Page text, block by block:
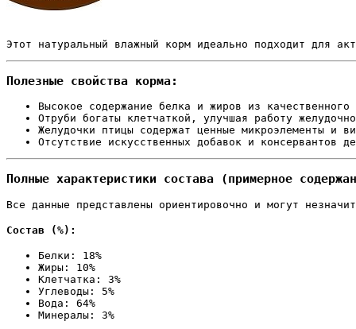
Этот натуральный влажный корм идеально подходит для
Полезные свойства корма:
Высокое содержание белка и жиров из
Отруби богаты клетчаткой, улучшая работу
Желудочки птицы содержат ценные микроэлементы и
Отсутствие искусственных добавок и консервантов
Полные характеристики состава (примерное
Все данные представлены ориентировочно и могут
Состав (%):
Белки: 18%
Жиры: 10%
Клетчатка: 3%
Углеводы: 5%
Вода: 64%
Минералы: 3%